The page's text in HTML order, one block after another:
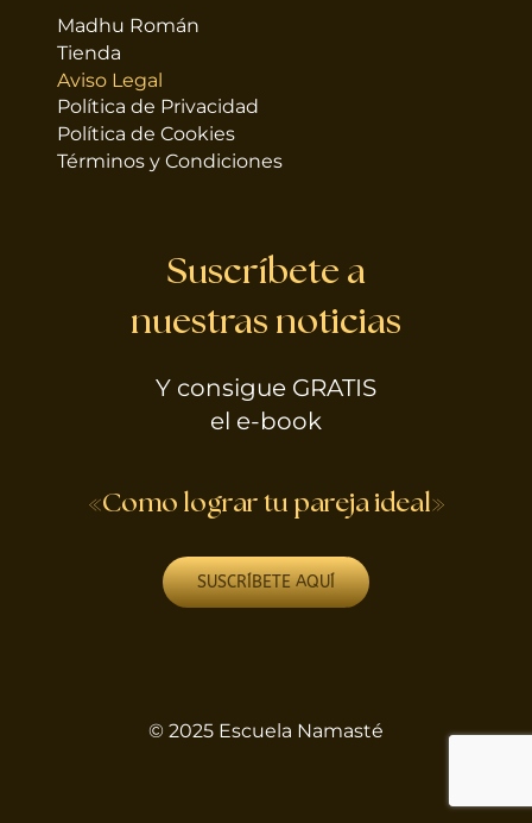
Madhu Román
Tienda
Aviso Legal
Política de Privacidad
Política de Cookies
Términos y Condiciones
Suscríbete a
nuestras noticias
Y consigue GRATIS
el e-book
«Como lograr tu pareja ideal»
SUSCRÍBETE AQUÍ
© 2025 Escuela Namasté